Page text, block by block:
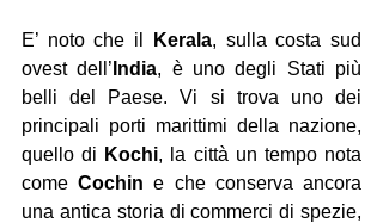
E’ noto che il Kerala, sulla costa sud
ovest dell’ India, è uno degli Stati più
belli del Paese. Vi si trova uno dei
principali porti marittimi della nazione,
quello di Kochi, la città un tempo nota
come Cochin e che conserva ancora
una antica storia di commerci di spezie,